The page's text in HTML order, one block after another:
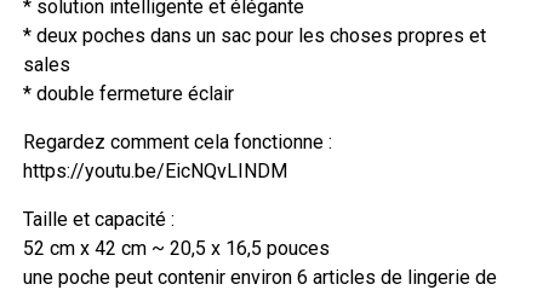
* solution intelligente et élégante
* deux poches dans un sac pour les choses propres et
sales
* double fermeture éclair
Regardez comment cela fonctionne :
https://youtu.be/EicNQvLINDM
Taille et capacité :
52 cm x 42 cm ~ 20,5 x 16,5 pouces
une poche peut contenir environ 6 articles de lingerie de